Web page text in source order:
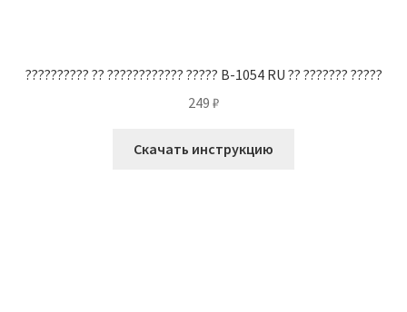
?????????? ?? ???????????? ????? B-1054 RU ?? ??????? ?????
249 ₽
Скачать инструкцию